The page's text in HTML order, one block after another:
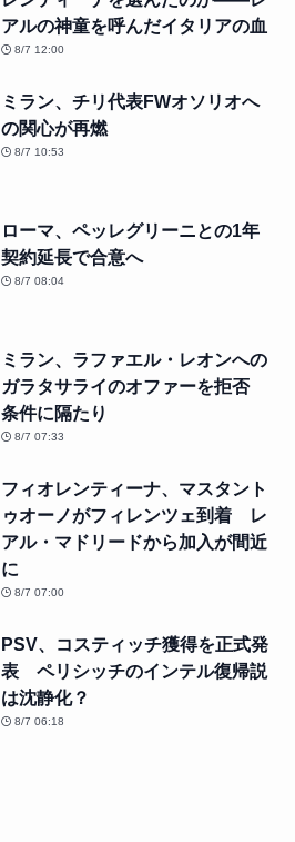
アルの神童を呼んだイタリアの血
8/7 12:00
ミラン、チリ代表FWオソリオへ
の関心が再燃
8/7 10:53
ローマ、ペッレグリーニとの1年
契約延長で合意へ
8/7 08:04
ミラン、ラファエル・レオンへの
ガラタサライのオファーを拒否
条件に隔たり
8/7 07:33
フィオレンティーナ、マスタント
ゥオーノがフィレンツェ到着 レ
アル・マドリードから加入が間近
に
8/7 07:00
PSV、コスティッチ獲得を正式発
表 ペリシッチのインテル復帰説
は沈静化？
8/7 06:18